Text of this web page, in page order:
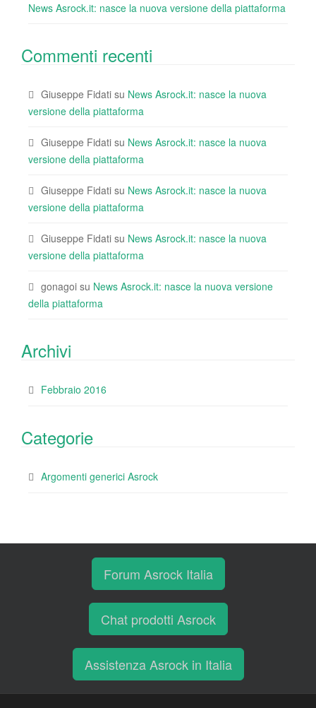
News Asrock.it: nasce la nuova versione della piattaforma
Commenti recenti
Giuseppe Fidati su News Asrock.it: nasce la nuova
versione della piattaforma
Giuseppe Fidati su News Asrock.it: nasce la nuova
versione della piattaforma
Giuseppe Fidati su News Asrock.it: nasce la nuova
versione della piattaforma
Giuseppe Fidati su News Asrock.it: nasce la nuova
versione della piattaforma
gonagoi su News Asrock.it: nasce la nuova versione
della piattaforma
Archivi
Febbraio 2016
Categorie
Argomenti generici Asrock
Forum Asrock Italia
Chat prodotti Asrock
Assistenza Asrock in Italia